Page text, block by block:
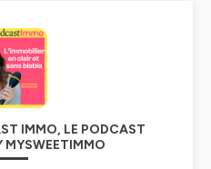
IMMO, LE PODCAST
MYSWEETIMMO